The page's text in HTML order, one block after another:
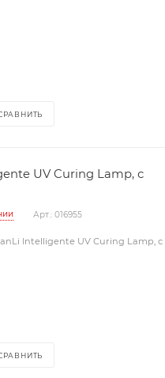
UV Curing Lamp, с
Арт.: 016955
Intelligente UV Curing Lamp, с